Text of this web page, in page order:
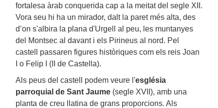
fortalesa àrab conquerida cap a la meitat del segle XII.
Vora seu hi ha un mirador, dalt la paret més alta, des
d’on s'albira la plana d'Urgell al peu, les muntanyes
del Montsec al davant i els Pirineus al nord. Pel
castell passaren figures històriques com els reis Joan
I o Felip I (II de Castella).
Als peus del castell podem veure l'església
parroquial de Sant Jaume (segle XVII), amb una
planta de creu llatina de grans proporcions. Als